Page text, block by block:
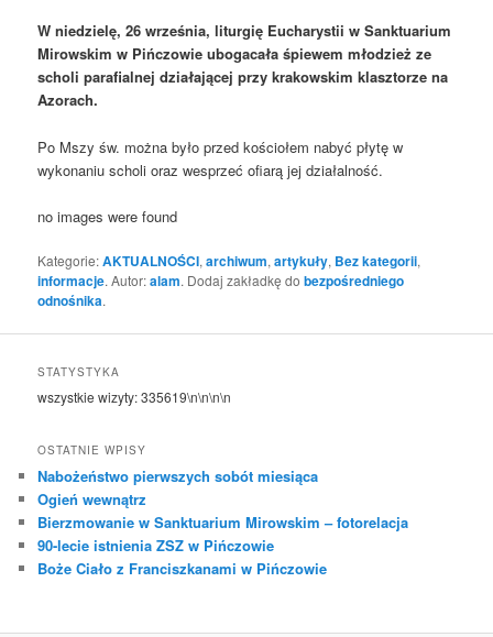
W niedzielę, 26 września, liturgię Eucharystii w Sanktuarium
Mirowskim w Pińczowie ubogacała śpiewem młodzież ze
scholi parafialnej działającej przy krakowskim klasztorze na
Azorach.
Po Mszy św. można było przed kościołem nabyć płytę w
wykonaniu scholi oraz wesprzeć ofiarą jej działalność.
no images were found
Kategorie:AKTUALNOŚCI,archiwum,artykuły, Bez kategorii,
informacje. Autor:alam. Dodaj zakładkę dobezpośredniego
odnośnika.
STATYSTYKA
wszystkie wizyty:335619\n\n\n\n
OSTATNIE WPISY
Nabożeństwo pierwszych sobót miesiąca
Ogień wewnątrz
Bierzmowanie w Sanktuarium Mirowskim – fotorelacja
90-lecie istnienia ZSZ w Pińczowie
Boże Ciało z Franciszkanami w Pińczowie